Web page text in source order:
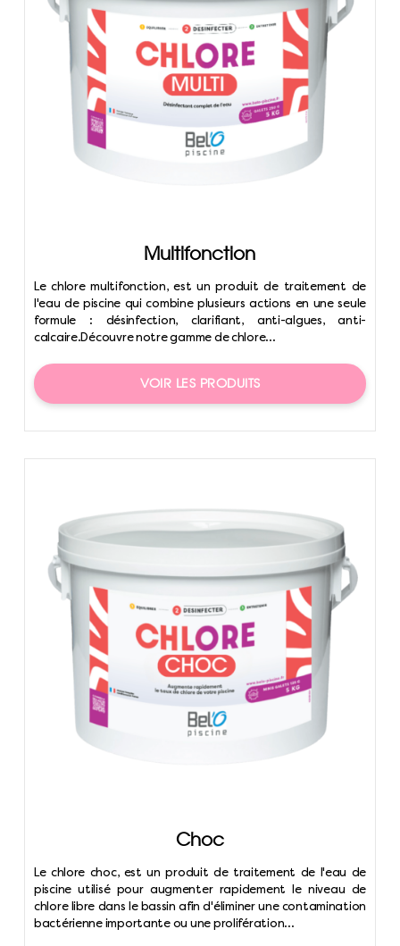
Multifonction
Le chlore multifonction, est un produit de traitement de
l'eau de piscine qui combine plusieurs actions en une seule
formule : désinfection, clarifiant, anti-algues, anti-
calcaire.Découvre notre gamme de chlore...
VOIR LES PRODUITS
Choc
Le chlore choc, est un produit de traitement de l'eau de
piscine utilisé pour augmenter rapidement le niveau de
chlore libre dans le bassin afin d'éliminer une contamination
bactérienne importante ou une prolifération...